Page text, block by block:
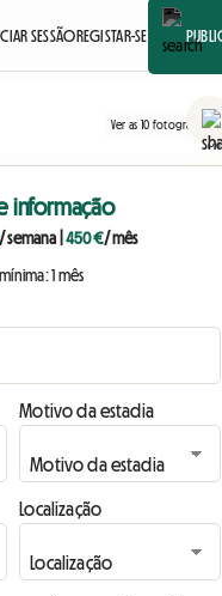
SESSÃOREGISTAR-SE
Ver as 10 fotografias
informação
/ semana 450 €/ mês
1 mês
Motivo da estadia
Localização